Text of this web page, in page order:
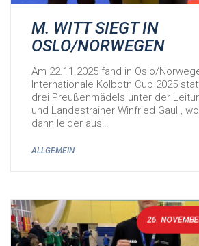
M. WITT SIEGT IN
OSLO/NORWEGEN
Am 22.11.2025 fand in Oslo/
Internationale Kolbotn Cup 2025
drei Preußenmädels unter der
und Landestrainer Winfried Gaul ,
dann leider aus…
ALLGEMEIN
26.